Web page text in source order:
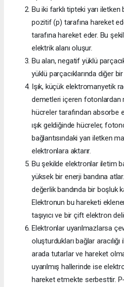
Bu iki farklı tipteki yarı
pozitif (p) tarafına hareket
tarafına hareket eder. Bu
elektrik alanı oluşur.
Bu alan, negatif yüklü
yüklü parçacıklarında diğer
Işık, küçük elektromanyetik
demetleri içeren fotonlardan
hücreler tarafından absorbe
ışık geldiğinde hücreler,
bağlantısındaki yarı iletken
elektronlara aktarır.
Bu şekilde elektronlar iletim
yüksek bir enerji bandına
değerlik bandında bir boşluk
Elektronun bu hareketi
taşıyıcı ve bir çift elektron
Elektronlar uyarılmazlarsa
oluşturdukları bağlar
arada tutarlar ve hareket
uyarılmış hallerinde ise
hareket etmekte serbesttir.